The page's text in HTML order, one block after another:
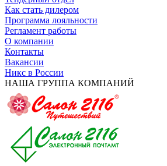
Как стать дилером
Программа лояльности
Регламент работы
О компании
Контакты
Вакансии
Никс в России
НАША ГРУППА КОМПАНИЙ